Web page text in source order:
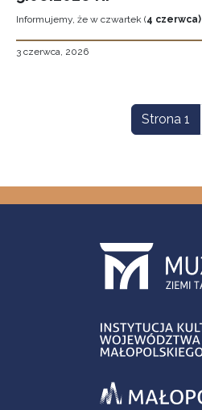
Informujemy, że w czwartek (4 czerwca)
3 czerwca, 2026
Strona 1